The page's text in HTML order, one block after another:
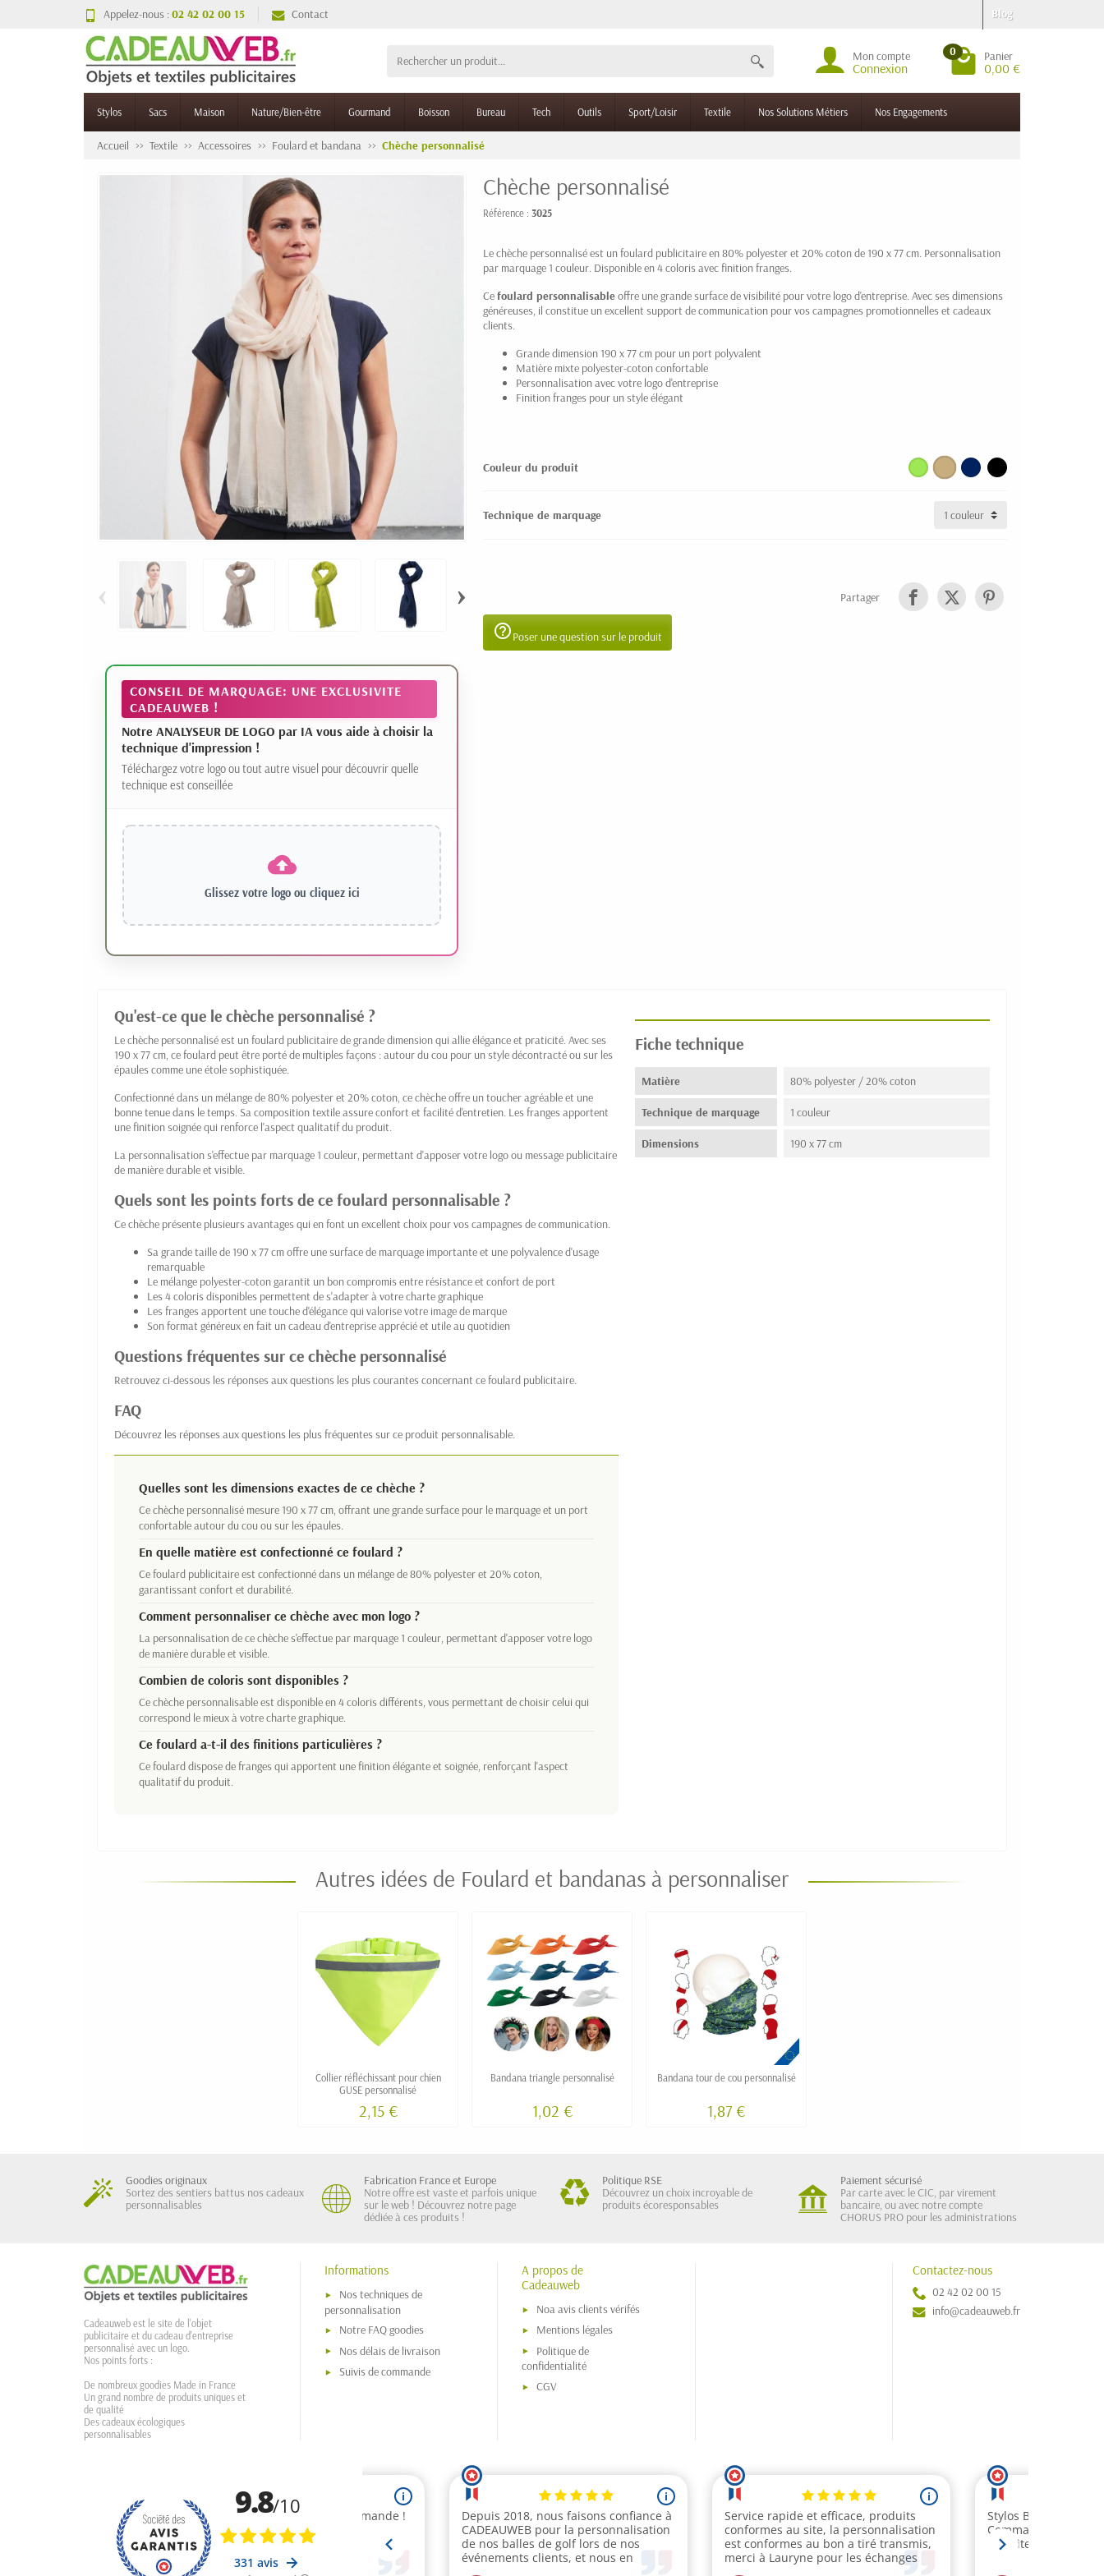
Appelez-nous :02 42 02 00 15 Contact Blog
Mon compte
Connexion
0 Panier
0,00 €
Stylos Sacs Maison Nature/Bien-être Gourmand Boisson Bureau Tech Outils Sport/Loisir Textile Nos Solutions Métiers Nos Engagements
Accueil Textile Accessoires Foulard et bandana Chèche personnalisé
‹ ›
CONSEIL DE MARQUAGE: UNE EXCLUSIVITE
CADEAUWEB !
Notre ANALYSEUR DE LOGO par IA vous aide à choisir la
technique d'impression !
Téléchargez votre logo ou tout autre visuel pour découvrir quelle
technique est conseillée
Glissez votre logo ou cliquez ici
Chèche personnalisé
Référence : 3025
Le chèche personnalisé est un foulard publicitaire en 80% polyester et 20% coton de 190 x 77 cm. Personnalisation
par marquage 1 couleur. Disponible en 4 coloris avec finition franges.
Cefoulard personnalisableoffre une grande surface de visibilité pour votre logo d'entreprise. Avec ses dimensions
généreuses, il constitue un excellent support de communication pour vos campagnes promotionnelles et cadeaux
clients.
Grande dimension 190 x 77 cm pour un port polyvalent
Matière mixte polyester-coton confortable
Personnalisation avec votre logo d'entreprise
Finition franges pour un style élégant
Couleur du produit
Technique de marquage
Partager
help_outlinePoser une question sur le produit
Qu'est-ce que le chèche personnalisé ?
Le chèche personnalisé est un foulard publicitaire de grande dimension qui allie élégance et praticité. Avec ses
190 x 77 cm, ce foulard peut être porté de multiples façons : autour du cou pour un style décontracté ou sur les
épaules comme une étole sophistiquée.
Confectionné dans un mélange de 80% polyester et 20% coton, ce chèche offre un toucher agréable et une
bonne tenue dans le temps. Sa composition textile assure confort et facilité d'entretien. Les franges apportent
une finition soignée qui renforce l'aspect qualitatif du produit.
La personnalisation s'effectue par marquage 1 couleur, permettant d'apposer votre logo ou message publicitaire
de manière durable et visible.
Quels sont les points forts de ce foulard personnalisable ?
Ce chèche présente plusieurs avantages qui en font un excellent choix pour vos campagnes de communication.
Sa grande taille de 190 x 77 cm offre une surface de marquage importante et une polyvalence d'usage
remarquable
Le mélange polyester-coton garantit un bon compromis entre résistance et confort de port
Les 4 coloris disponibles permettent de s'adapter à votre charte graphique
Les franges apportent une touche d'élégance qui valorise votre image de marque
Son format généreux en fait un cadeau d'entreprise apprécié et utile au quotidien
Questions fréquentes sur ce chèche personnalisé
Retrouvez ci-dessous les réponses aux questions les plus courantes concernant ce foulard publicitaire.
FAQ
Découvrez les réponses aux questions les plus fréquentes sur ce produit personnalisable.
Quelles sont les dimensions exactes de ce chèche ?
Ce chèche personnalisé mesure 190 x 77 cm, offrant une grande surface pour le marquage et un port
confortable autour du cou ou sur les épaules.
En quelle matière est confectionné ce foulard ?
Ce foulard publicitaire est confectionné dans un mélange de 80% polyester et 20% coton,
garantissant confort et durabilité.
Comment personnaliser ce chèche avec mon logo ?
La personnalisation de ce chèche s'effectue par marquage 1 couleur, permettant d'apposer votre logo
de manière durable et visible.
Combien de coloris sont disponibles ?
Ce chèche personnalisable est disponible en 4 coloris différents, vous permettant de choisir celui qui
correspond le mieux à votre charte graphique.
Ce foulard a-t-il des finitions particulières ?
Ce foulard dispose de franges qui apportent une finition élégante et soignée, renforçant l'aspect
qualitatif du produit.
Fiche technique
Matière 80% polyester / 20% coton
Technique de marquage 1 couleur
Dimensions 190 x 77 cm
Autres idées de Foulard et bandanas à personnaliser
Collier réfléchissant pour chien
GUSE personnalisé
2,15 €
Bandana triangle personnalisé
1,02 €
Bandana tour de cou personnalisé
1,87 €
Goodies originaux
Sortez des sentiers battus nos cadeaux
personnalisables
Fabrication France et Europe
Notre offre est vaste et parfois unique
sur le web ! Découvrez notre page
dédiée à ces produits !
Politique RSE
Découvrez un choix incroyable de
produits écoresponsables
Paiement sécurisé
Par carte avec le CIC, par virement
bancaire, ou avec notre compte
CHORUS PRO pour les administrations
Cadeauweb est le site de l'objet
publicitaire et du cadeau d'entreprise
personnalisé avec un logo.
Nos points forts :
De nombreux goodies Made in France
Un grand nombre de produits uniques et
de qualité
Des cadeaux écologiques
personnalisables
Informations
Nos techniques de
personnalisation
Notre FAQ goodies
Nos délais de livraison
Suivis de commande
A propos de
Cadeauweb
Noa avis clients vérifés
Mentions légales
Politique de
confidentialité
CGV
Contactez-nous
02 42 02 00 15
info@cadeauweb.fr